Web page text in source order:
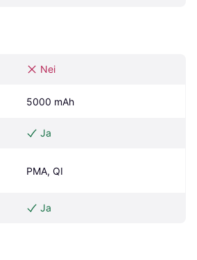
Nei
5000 mAh
Ja
PMA, QI
Ja